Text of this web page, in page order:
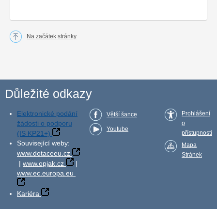
Na začátek stránky
Důležité odkazy
Elektronické podání
žádosti o podporu
(IS KP21+)
Související weby:
www.dotaceeu.cz
| www.opjak.cz
|
www.ec.europa.eu
Kariéra
Větší šance
Youtube
Prohlášení
o
přístupnosti
Mapa
Stránek